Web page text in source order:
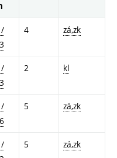
/
4 zá,zk
/
2 kl
/
5 zá,zk
/
5 zá,zk